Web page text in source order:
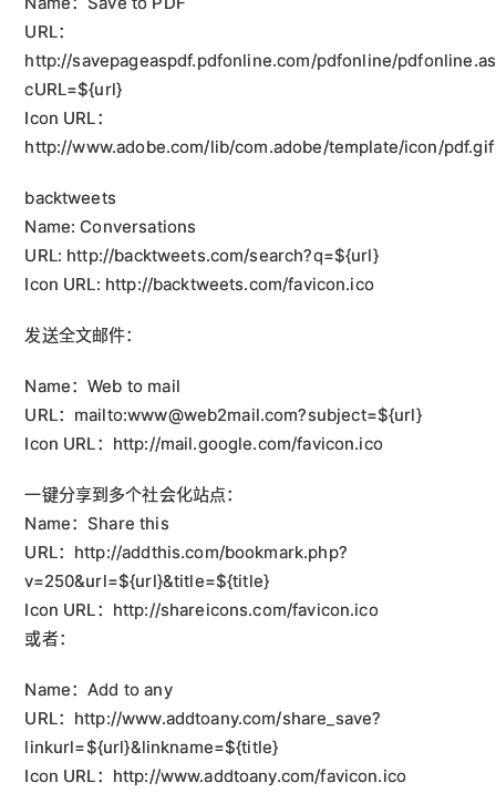
URL：
http://savepageaspdf.pdfonline.com/pdfonline/
cURL=${url}
Icon URL：
http://www.adobe.com/lib/com.adobe/template/icon/pdf.gif
backtweets
Name: Conversations
URL: http://backtweets.com/search?q=${url}
Icon URL: http://backtweets.com/favicon.ico
发送全文邮件：
Name：Web to mail
URL：mailto:www@web2mail.com?subject=${url}
Icon URL：http://mail.google.com/favicon.ico
一键分享到多个社会化站点：
Name：Share this
URL：http://addthis.com/bookmark.php?
v=250&url=${url}&title=${title}
Icon URL：http://shareicons.com/favicon.ico
或者：
Name：Add to any
URL：http://www.addtoany.com/share_save?
linkurl=${url}&linkname=${title}
Icon URL：http://www.addtoany.com/favicon.ico